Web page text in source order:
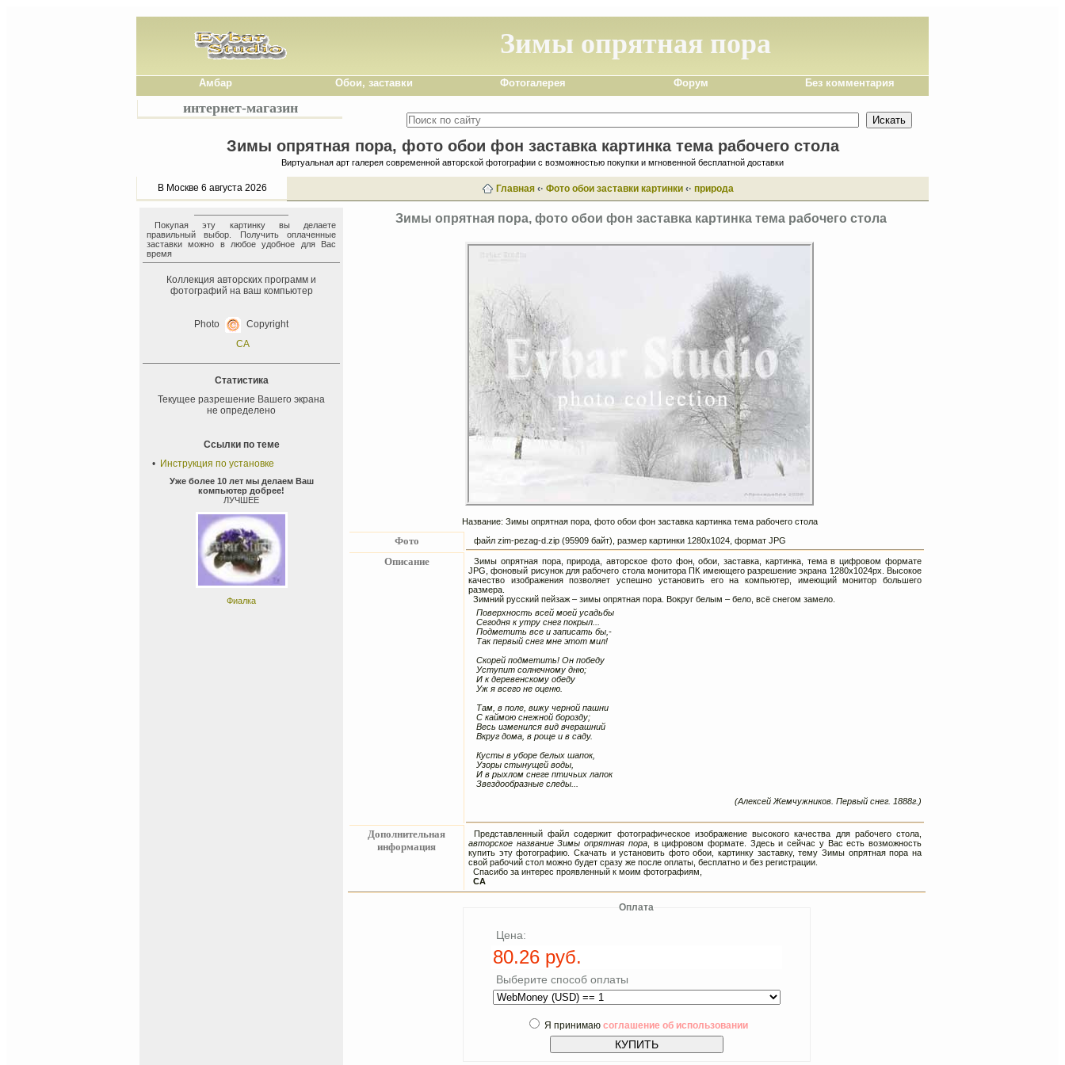
Зимы опрятная пора
Амбар Обои, заставки Фотогалерея Форум Без комментария
интернет-магазин
Зимы опрятная пора, фото обои фон заставка картинка тема рабочего стола
Виртуальная арт галерея современной авторской фотографии с возможностью покупки и мгновенной бесплатной доставки
В Москве 6 августа 2026 Главная ‹· Фото обои заставки картинки ‹· природа
Покупая эту картинку вы делаете
правильный выбор. Получить оплаченные
заставки можно в любое удобное для Вас
время
Коллекция авторских программ и
фотографий на ваш компьютер
Photo
Copyright
СА
Статистика
Текущее разрешение Вашего экрана
не определено
Ссылки по теме
• Инструкция по установке
Уже более 10 лет мы делаем Ваш
компьютер добрее!
ЛУЧШЕЕ
Фиалка
Зимы опрятная пора, фото обои фон заставка картинка тема рабочего стола
Название: Зимы опрятная пора, фото обои фон заставка картинка тема рабочего стола
Фото файл zim-pezag-d.zip (95909 байт), размер картинки 1280х1024, формат JPG
Описание
Зимы опрятная пора, природа, авторское фото фон, обои, заставка, картинка, тема в цифровом формате
JPG, фоновый рисунок для рабочего стола монитора ПК имеющего разрешение экрана 1280х1024px. Высокое
качество изображения позволяет успешно установить его на компьютер, имеющий монитор большего
размера.
Зимний русский пейзаж – зимы опрятная пора. Вокруг белым – бело, всё снегом замело.
Поверхность всей моей усадьбы
Сегодня к утру снег покрыл...
Подметить все и записать бы,-
Так первый снег мне этот мил!
Скорей подметить! Он победу
Уступит солнечному дню;
И к деревенскому обеду
Уж я всего не оценю.
Там, в поле, вижу черной пашни
С каймою снежной борозду;
Весь изменился вид вчерашний
Вкруг дома, в роще и в саду.
Кусты в уборе белых шапок,
Узоры стынущей воды,
И в рыхлом снеге птичьих лапок
Звездообразные следы...
(Алексей Жемчужников. Первый снег. 1888г.)
Дополнительная
информация
Представленный файл содержит фотографическое изображение высокого качества для рабочего стола,
авторское название Зимы опрятная пора, в цифровом формате. Здесь и сейчас у Вас есть возможность
купить эту фотографию. Скачать и установить фото обои, картинку заставку, тему Зимы опрятная пора на
свой рабочий стол можно будет сразу же после оплаты, бесплатно и без регистрации.
Спасибо за интерес проявленный к моим фотографиям,
СА
Оплата
Цена:
Выберите способ оплаты
Я принимаю соглашение об использовании